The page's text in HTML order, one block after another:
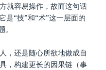
就容易操作，故而这句话
是“技”和“术”这一层面的
。
，还是随心所欲地做成自
，构建更长的因果链（事